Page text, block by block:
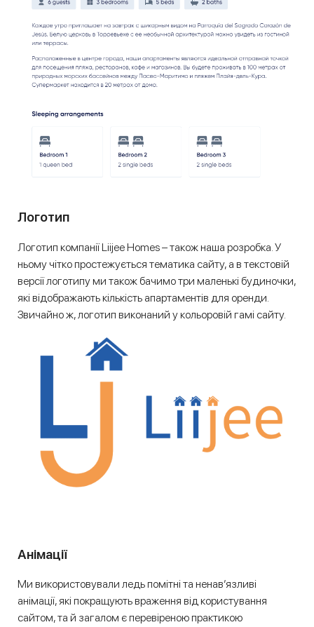
Логотип
Логотип компанії Liijee Homes – також наша розробка. У
ньому чітко простежується тематика сайту, а в текстовій
версії логотипу ми також бачимо три маленькі будиночки,
які відображають кількість апартаментів для оренди.
Звичайно ж, логотип виконаний у кольоровій гамі сайту.
Анімації
Ми використовували ледь помітні та ненав’язливі
анімації, які покращують враження від користування
сайтом, та й загалом є перевіреною практикою